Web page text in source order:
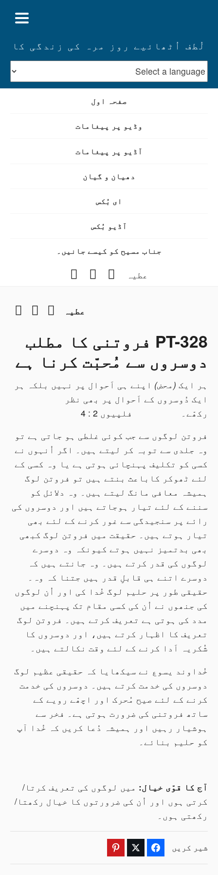
لُطف اُٹھائیے روز مرہ کی زندگی کا
صفحہ اول
وڈیو پر پیغامات
آڈیو پر پیغامات
دھیان و گیان
ای بُکس
آڈیو بُکس
جناب مسیح کو کیسے جانیں۔
عطیہ Facebook
YouTube
عطیہ Facebook
PT-328 فروتنی کا مطلب
دوسروں سے مُحبّت کرنا ہے
ہر ایک ( محض) اپنے ہی اَحوال پر نہیں بلکہ ہر
ایک دُوسروں کے اَحوال پر بھی نظر
رکھّے۔ فلپیوں 2 : 4
فروتن لوگوں سے جب کوئی غلطی ہو جاتی ہے تو
وہ جلدی سے توبہ کر لیتے ہیں۔ اگر اُنہوں نے
کسی کو تکلیف پہنچائی ہوتی ہے یا وہ کسی کے
لئے ٹھوکر کاباعث بنتے ہیں تو فروتن لوگ
ہمیشہ معافی مانگ لیتے ہیں۔ وہ دلائل کو
سننے کے لئے تیار ہوجاتے ہیں اور دوسروں کی
رائے پر سنجیدگی سے غور کرنے کے لئے بھی
تیار ہوتے ہیں۔ حقیقت میں فروتن لوگ کبھی
بھی بدتمیز نہیں ہوتے کیونکہ وہ دوسرے
لوگوں کی قدر کرتے ہیں۔ وہ جانتے ہیں کہ
دوسرے اتنے ہی قابلِ قدر ہیں جتنا کہ وہ۔
حقیقی طور پر حلیم لوگ خُدا کی اور اُن لوگوں
کی جنھوں نے اُن کی کسی مقام تک پہنچنے میں
مدد کی ہوتی ہے تعریف کرتے ہیں۔ فروتن لوگ
تعریف کا اظہار کرتے ہیں، اور دوسروں کا
شُکریہ اَدا کرنے کے لئے وقت نکالتے ہیں۔
خُداوند یسوع نے سیکھایا کہ حقیقی عظیم لوگ
دوسروں کی خدمت کرتے ہیں۔ دوسروں کی خدمت
کرنے کے لئے صیح مُحرک اور اچھّے رویے کے
ساتھ فروتنی کی ضرورت ہوتی ہے۔ فخر سے
ہوشیار رہیں اور ہمیشہ دُعا کریں کہ خُدا آپ
کو حلیم بنائے۔
آج کا قوّی خیال: میں لوگوں کی تعریف کرتا/
کرتی ہوں اور اُن کی ضرورتوں کا خیال رکھتا/
رکھتی ہوں۔
شیر کریں Facebook
Twitter